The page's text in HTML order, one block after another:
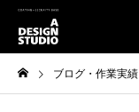
ブログ・作業実績